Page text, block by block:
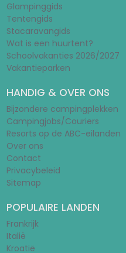
Glampinggids
Tentengids
Stacaravangids
Wat is een huurtent?
Schoolvakanties 2026/2027
Vakantieparken
HANDIG & OVER ONS
Bijzondere campingplekken
Campingjobs/Couriers
Resorts op de ABC-eilanden
Over ons
Contact
Privacybeleid
Sitemap
POPULAIRE LANDEN
Frankrijk
Italië
Kroatië